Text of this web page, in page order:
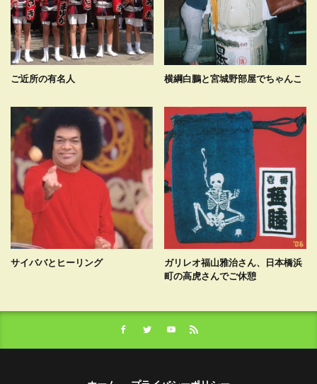
ご近所の有名人 横綱白鵬と宮城野部屋でちゃんこ
サイババとヒーリング
ガリレオ福山雅治さん、日本橋浜
町の高虎さんでご休憩